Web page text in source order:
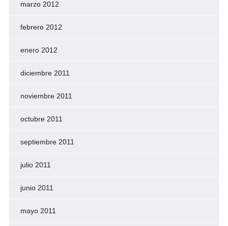
marzo 2012
febrero 2012
enero 2012
diciembre 2011
noviembre 2011
octubre 2011
septiembre 2011
julio 2011
junio 2011
mayo 2011